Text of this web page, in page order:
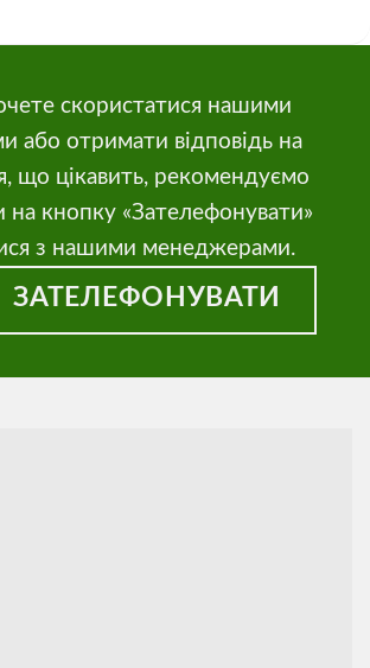
скористатися нашими
або отримати відповідь на
що цікавить, рекомендуємо
на кнопку «Зателефонувати»
з нашими менеджерами.
ЗАТЕЛЕФОНУВАТИ